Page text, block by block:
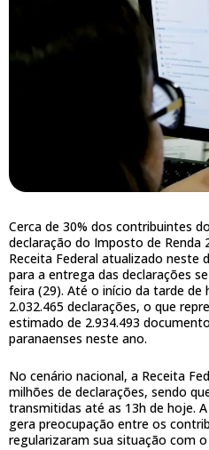
Cerca de 30% dos contribuintes
declaração do Imposto de Renda
Receita Federal atualizado neste
para a entrega das declarações
feira (29). Até o início da tarde de
2.032.465 declarações, o que
estimado de 2.934.493
paranaenses neste ano.
No cenário nacional, a Receita
milhões de declarações, sendo
transmitidas até as 13h de hoje.
gera preocupação entre os
regularizaram sua situação com o